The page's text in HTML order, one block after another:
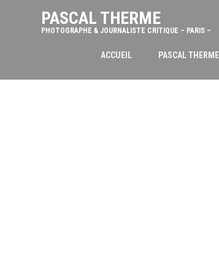
PASCAL THERME
PHOTOGRAPHE & JOURNALISTE CRITIQUE – PARIS –
ACCUEIL PASCAL